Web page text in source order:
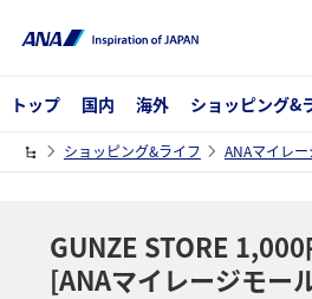
トップ 国内 海外 ショッピング&
ショッピング&ライフ ANAマイレ
GUNZE STORE
[ANAマイレージモー